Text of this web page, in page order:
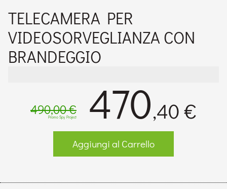
TELECAMERA PER
VIDEOSORVEGLIANZA CON
BRANDEGGIO
490,00 €
Promo Spy Project 470,40 €
Aggiungi al Carrello